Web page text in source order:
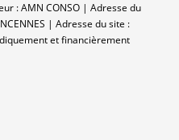
: AMN CONSO | Adresse du
| Adresse du site :
et financièrement